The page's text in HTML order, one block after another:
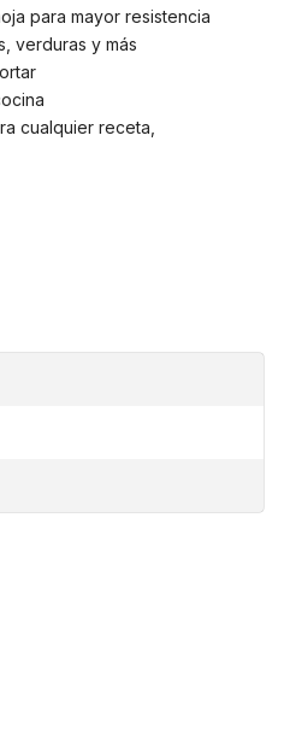
para mayor resistencia
verduras y más
cualquier receta,